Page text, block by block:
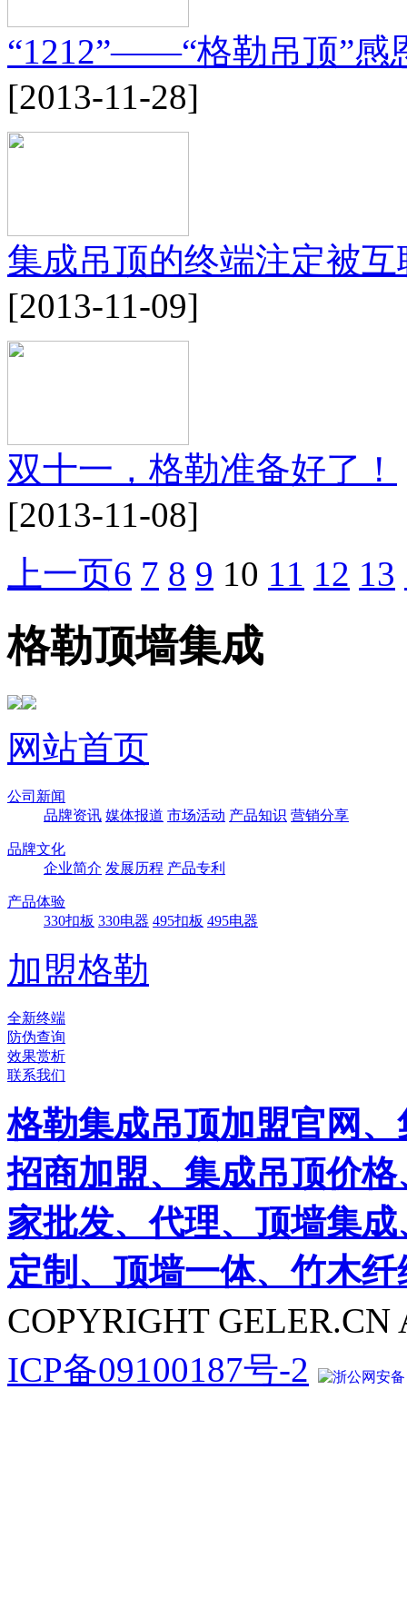
“1212”——“格勒吊顶”感
[2013-11-28]
集成吊顶的终端注定被
[2013-11-09]
双十一，格勒准备好了！
[2013-11-08]
上一页6 7 8 9 10 11 12 13
格勒顶墙集成
网站首页
公司新闻
品牌资讯 媒体报道 市场活动 产品知识 营销分享
品牌文化
企业简介 发展历程 产品专利
产品体验
330扣板 330电器 495扣板 495电器
加盟格勒
全新终端
防伪查询
效果赏析
联系我们
格勒集成吊顶加盟官网
招商加盟、集成吊顶价
家批发、代理、顶墙集
定制、顶墙一体、竹木纤
COPYRIGHT
ICP备09100187号-2
浙公网安备